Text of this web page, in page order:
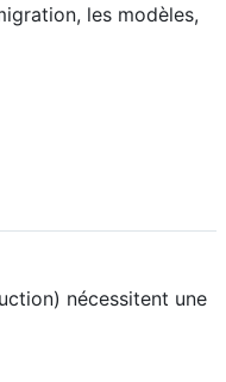
les modèles,
nécessitent une